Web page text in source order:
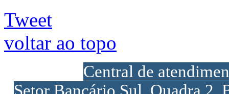
Tweet
voltar ao topo
Central de
Setor Bancário Sul, Quadra